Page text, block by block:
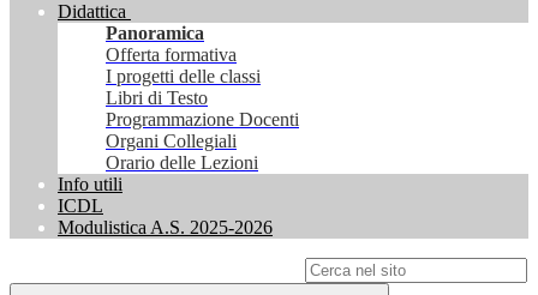
Didattica
Panoramica
Offerta formativa
I progetti delle classi
Libri di Testo
Programmazione Docenti
Organi Collegiali
Orario delle Lezioni
Info utili
ICDL
Modulistica A.S. 2025-2026